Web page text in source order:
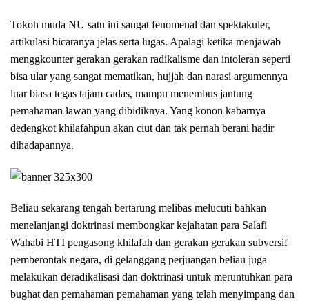
Tokoh muda NU satu ini sangat fenomenal dan spektakuler,
artikulasi bicaranya jelas serta lugas. Apalagi ketika menjawab
menggkounter gerakan gerakan radikalisme dan intoleran seperti
bisa ular yang sangat mematikan, hujjah dan narasi argumennya
luar biasa tegas tajam cadas, mampu menembus jantung
pemahaman lawan yang dibidiknya. Yang konon kabarnya
dedengkot khilafahpun akan ciut dan tak pernah berani hadir
dihadapannya.
Beliau sekarang tengah bertarung melibas melucuti bahkan
menelanjangi doktrinasi membongkar kejahatan para Salafi
Wahabi HTI pengasong khilafah dan gerakan gerakan subversif
pemberontak negara, di gelanggang perjuangan beliau juga
melakukan deradikalisasi dan doktrinasi untuk meruntuhkan para
bughat dan pemahaman pemahaman yang telah menyimpang dan